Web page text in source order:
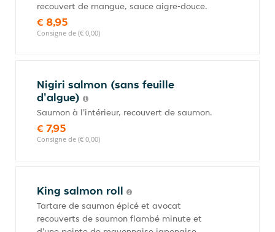
recouvert de mangue, sauce aigre-douce.
€ 8,95
Consigne de (€ 0,00)
Nigiri salmon (sans feuille
d'algue)
Saumon à l'intérieur, recouvert de saumon.
€ 7,95
Consigne de (€ 0,00)
King salmon roll
Tartare de saumon épicé et avocat
recouverts de saumon flambé minute et